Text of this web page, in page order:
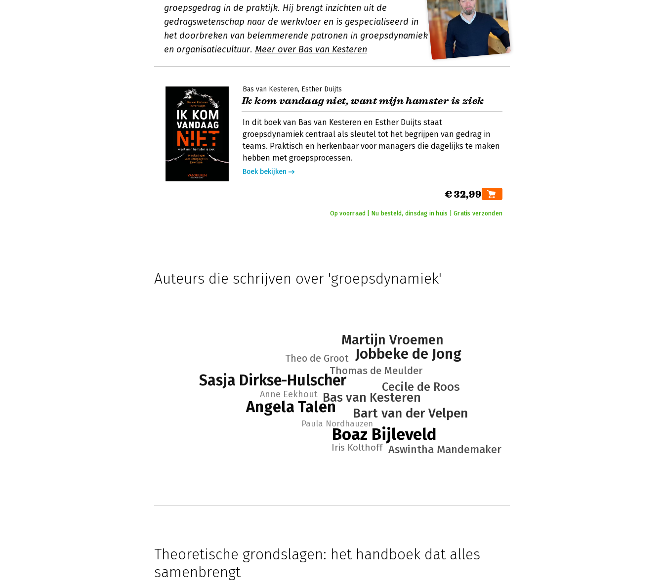
groepsgedrag in de praktijk. Hij brengt inzichten uit de
gedragswetenschap naar de werkvloer en is gespecialiseerd in
het doorbreken van belemmerende patronen in groepsdynamiek
en organisatiecultuur. Meer over Bas van Kesteren
Bas van Kesteren Esther Duijts
Ik kom vandaag niet, want mijn hamster is ziek
In dit boek van Bas van Kesteren en Esther Duijts staat
groepsdynamiek centraal als sleutel tot het begrijpen van gedrag in
teams. Praktisch en herkenbaar voor managers die dagelijks te maken
hebben met groepsprocessen.
Boek bekijken
€ 32,99
Op voorraad | Nu besteld, dinsdag in huis | Gratis verzonden
Auteurs die schrijven over 'groepsdynamiek'
Boaz Bijleveld
Angela Talen
Sasja Dirkse-Hulscher
Jobbeke de Jong
Martijn Vroemen
Bart van der Velpen
Bas van Kesteren
Cecile de Roos
Aswintha Mandemaker
Thomas de Meulder
Theo de Groot
Iris Kolthoff
Anne Eekhout
Paula Nordhauzen
Theoretische grondslagen: het handboek dat alles
samenbrengt